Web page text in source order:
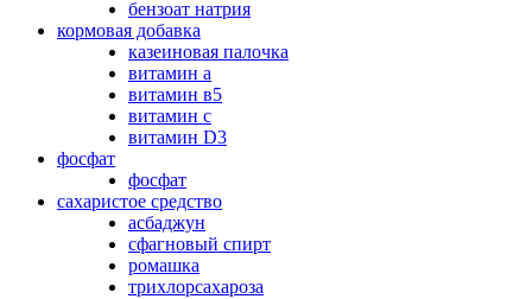
бензоат натрия
кормовая добавка
казеиновая палочка
витамин а
витамин в5
витамин с
витамин D3
фосфат
фосфат
сахаристое средство
асбаджун
сфагновый спирт
ромашка
трихлорсахароза